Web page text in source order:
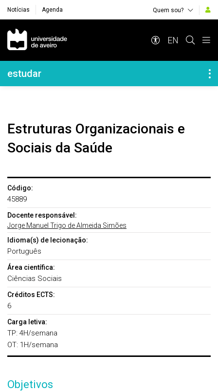
Notícias Agenda Quem sou?
Navegação Principal
EN
Navegação Lateral
estudar
Estruturas Organizacionais e
Sociais da Saúde
Código:
45889
Docente responsável:
Jorge Manuel Trigo de Almeida Simões
Idioma(s) de lecionação:
Português
Área científica:
Ciências Sociais
Créditos ECTS:
6
Carga letiva:
TP: 4H/semana
OT: 1H/semana
Objetivos